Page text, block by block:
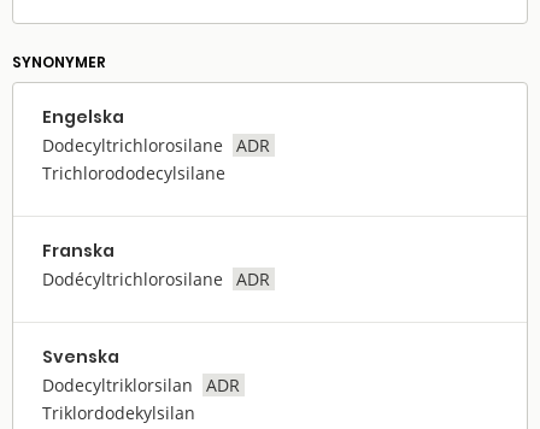
SYNONYMER
Engelska
Dodecyltrichlorosilane
ADR
Trichlorododecylsilane
Franska
Dodécyltrichlorosilane ADR
Svenska
Dodecyltriklorsilan
ADR
Triklordodekylsilan